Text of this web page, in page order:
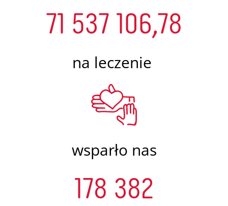
71 537 106,78
na leczenie
wsparło nas
178 382